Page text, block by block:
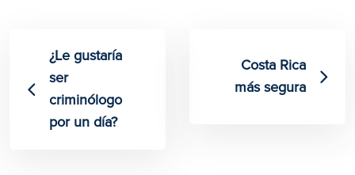
¿Le gustaría
ser
criminólogo
por un día?
Costa Rica
más segura